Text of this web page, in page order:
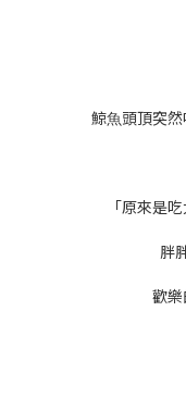
鯨⿂頭頂突
「原來是
胖
歡